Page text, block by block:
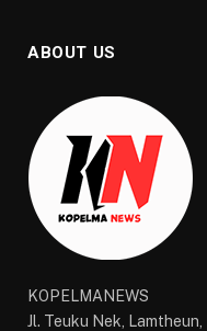
ABOUT US
KOPELMANEWS
Jl. Teuku Nek,